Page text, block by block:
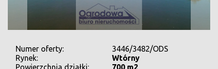
Numer oferty:
3446/3482/ODS
Rynek:
Wtórny
Powierzchnia działki:
700 m2